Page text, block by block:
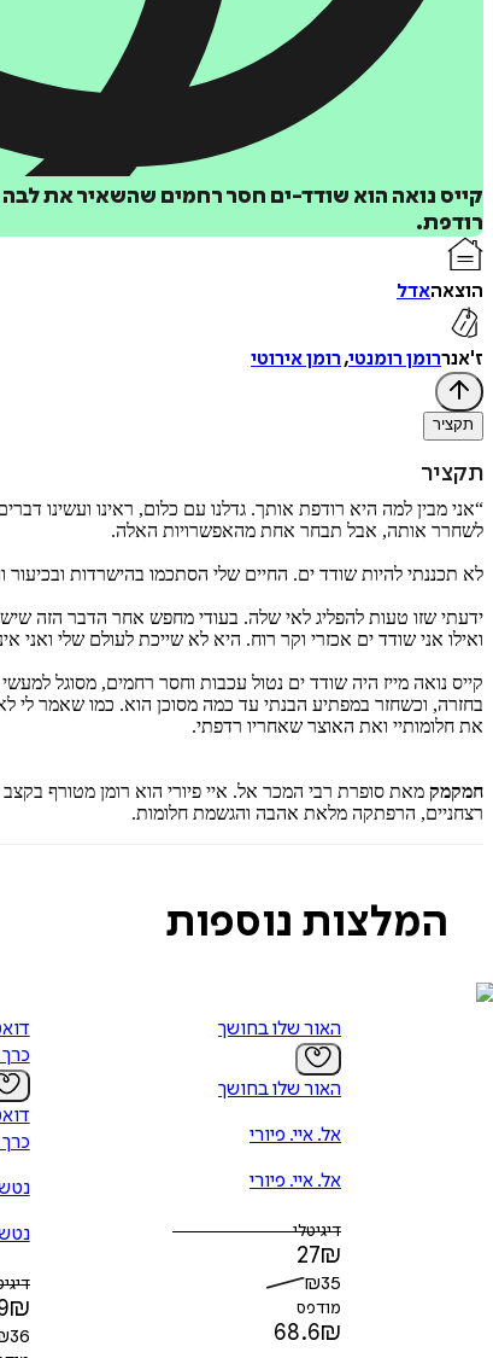
קייס נואה הוא שודד-ים חסר רחמים שהשאיר את
רודפת.
הוצאהאדל
ז'אנררומן רומנטי, רומן אירוטי
תקציר
תקציר
“אני מבין למה היא רודפת אותך. גדלנו עם כלום, ראינו ועשינו
לשחרר אותה, אבל תבחר אחת מהאפשרויות האלה.
לא תכננתי להיות שודד ים. החיים שלי הסתכמו בהישרדות ובכיעור
ידעתי שזו טעות להפליג לאי שלה. בעודי מחפש אחר הדבר הזה
ואילו אני שודד ים אכזרי וקר רוח. היא לא שייכת לעולם שלי ואני
קייס נואה מייז היה שודד ים נטול עכבות וחסר רחמים, מסוגל
בחזרה, וכשחזר במפתיע הבנתי עד כמה מסוכן הוא. כמו שאמר לי
את חלומותיי ואת האוצר שאחריו רדפתי.
חמקמק מאת סופרת רבי המכר אל. איי פיורי הוא רומן מטורף
רצחניים, הרפתקה מלאת אהבה והגשמת חלומות.
המלצות נוספות
האור שלו בחושך
האור שלו בחושך
אל. איי. פיורי
אל. איי. פיורי
דיגיטלי
27₪
₪35
מודפס
68.6₪
₪
36